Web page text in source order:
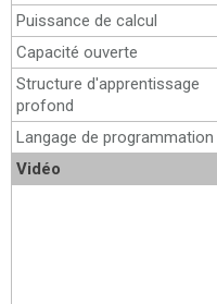
Puissance de calcul
Capacité ouverte
Structure d'apprentissage
profond
Langage de programmation
Vidéo